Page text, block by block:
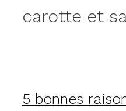
carotte et
5 bonnes